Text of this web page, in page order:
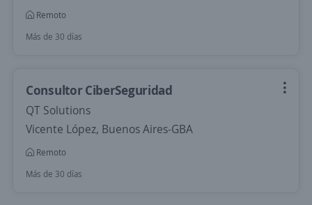
Remoto
Más de 30 días
Consultor CiberSeguridad
QT Solutions
Vicente López, Buenos Aires-GBA
Remoto
Más de 30 días